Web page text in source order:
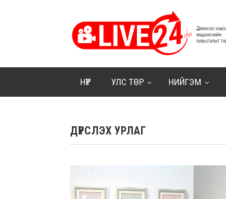
НҮҮР УЛС ТӨР НИЙГЭМ
ДҮРСЛЭХ УРЛАГ